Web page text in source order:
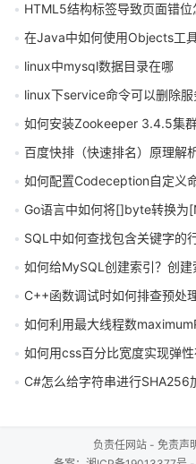
HTML5结构标签导致页面错位
在Java中如何使用Objects工
linux中mysql数据目录在哪
linux下service命令可以删除服
如何安装Zookeeper 3.4.5集群
百度快排（快速排名）原理解析：如
如何配置Codeception自定义
Go语言中如何将[]byte转换为
SQL中如何查找包含关键字的
如何给MySQL创建索引？创
C++函数调试时如何排查预处
如何利用最大线程数
如何用css百分比宽度实现弹
C#怎么给字符串进行SHA256
负责任网站 - 免责声